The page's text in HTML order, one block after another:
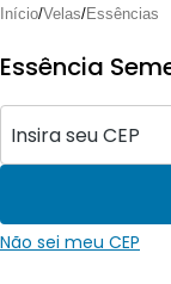
Início/Velas/Essências
Essência
Não sei meu CEP